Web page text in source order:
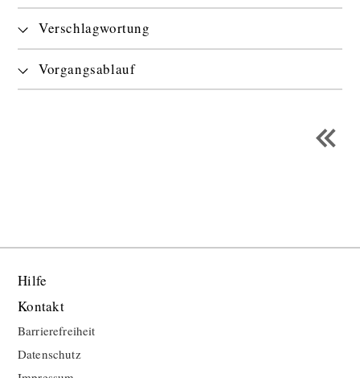
Verschlagwortung
Vorgangsablauf
Hilfe
Kontakt
Barrierefreiheit
Datenschutz